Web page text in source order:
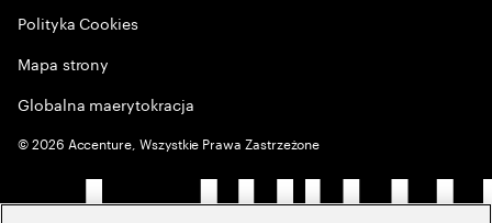
Polityka Cookies
Mapa strony
Globalna maerytokracja
©2026 Accenture, Wszystkie Prawa Zastrzeżone